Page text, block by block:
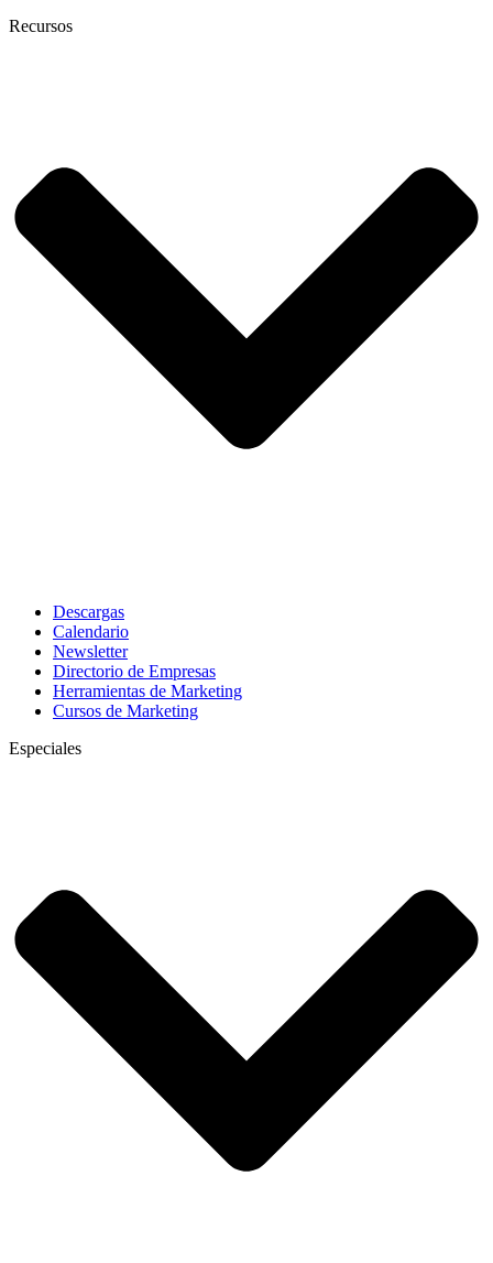
Recursos
Descargas
Calendario
Newsletter
Directorio de Empresas
Herramientas de Marketing
Cursos de Marketing
Especiales